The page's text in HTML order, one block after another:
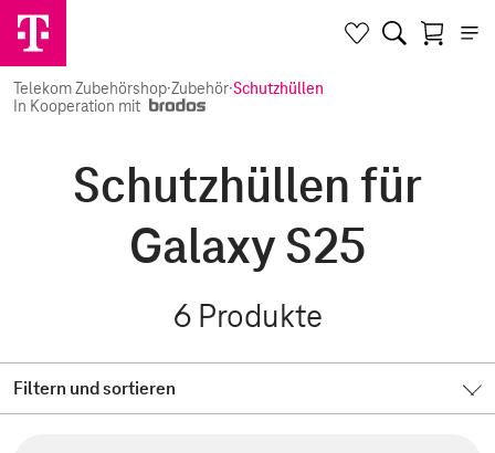
Telekom Zubehörshop·Zubehör·Schutzhüllen
In Kooperation mit
Schutzhüllen für
Galaxy S25
6 Produkte
Filtern und sortieren